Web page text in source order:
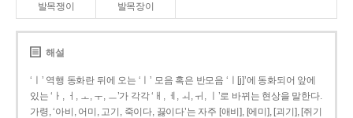
발목쟁이 발목장이
해설
‘ㅣ’ 역행 동화란 뒤에 오는 ‘ㅣ’ 모음 혹은 반모음 ‘ㅣ[j]’에 동화되어 앞에
있는 ‘ㅏ, ㅓ, ㅗ, ㅜ, ㅡ’가 각각 ‘ㅐ, ㅔ, ㅚ, ㅟ, ㅣ’로 바뀌는 현상을 말한다.
가령, ‘아비, 어미, 고기, 죽이다, 끓이다’는 자주 [애비], [에미], [괴기], [쥐기